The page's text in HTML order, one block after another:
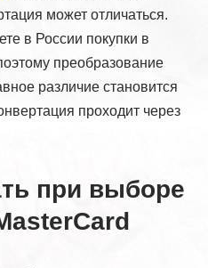
может отличаться.
в России покупки в
преобразование
различие становится
проходит через
при выборе